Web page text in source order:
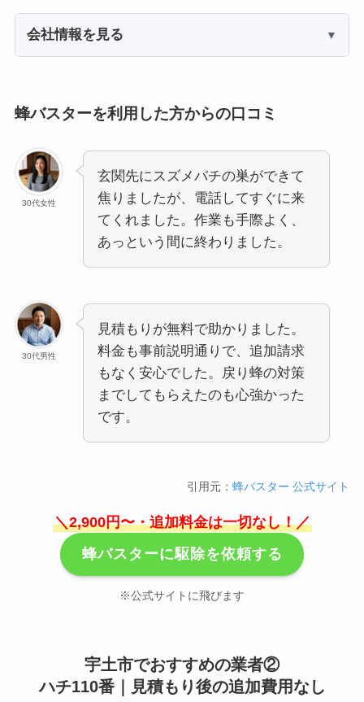
会社情報を見る
蜂バスターを利用した方からの口コミ
30代女性
玄関先にスズメバチの巣ができて
焦りましたが、電話してすぐに来
てくれました。作業も手際よく、
あっという間に終わりました。
30代男性
見積もりが無料で助かりました。
料金も事前説明通りで、追加請求
もなく安心でした。戻り蜂の対策
までしてもらえたのも心強かった
です。
引用元：蜂バスター 公式サイト
＼2,900円〜・追加料金は一切なし！／
蜂バスターに駆除を依頼する
※公式サイトに飛びます
宇土市でおすすめの業者②
ハチ110番｜見積もり後の追加費用なし